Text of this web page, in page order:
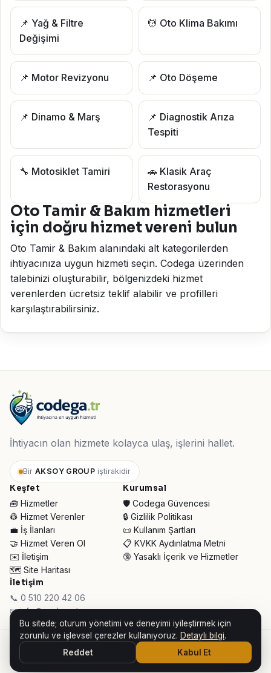
📌 Yağ & Filtre
Değişimi
💆 Oto Klima Bakımı
📌 Motor Revizyonu 📌 Oto Döşeme
📌 Dinamo & Marş
📌 Diagnostik Arıza
Tespiti
🔧 Motosiklet Tamiri
🚗 Klasik Araç
Restorasyonu
Oto Tamir & Bakım hizmetleri
için doğru hizmet vereni bulun
Oto Tamir & Bakım alanındaki alt kategorilerden
ihtiyacınıza uygun hizmeti seçin. Codega üzerinden
talebinizi oluşturabilir, bölgenizdeki hizmet
verenlerden ücretsiz teklif alabilir ve profilleri
karşılaştırabilirsiniz.
İhtiyacın olan hizmete kolayca ulaş, işlerini hallet.
Bir AKSOY GROUP iştirakidir
Keşfet
🧰 Hizmetler
👷 Hizmet Verenler
💼 İş İlanları
🤝 Hizmet Veren Ol
✉️ İletişim
🗺️ Site Haritası
Kurumsal
🛡️ Codega Güvencesi
🔒 Gizlilik Politikası
📜 Kullanım Şartları
📋 KVKK Aydınlatma Metni
🔞 Yasaklı İçerik ve Hizmetler
İletişim
📞 0 510 220 42 06
✉ info@codega.tr
© 2026 Codega Hizmet Pazaryeri ·
AKSOY GROUP iştirakidir
👥 Toplam Ziyaretçi:30.945 · Bugün:124
Bu sitede; oturum yönetimi ve deneyimi iyileştirmek için
zorunlu ve işlevsel çerezler kullanıyoruz. Detaylı bilgi.
Reddet
Kabul Et